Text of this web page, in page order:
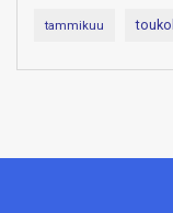
tammikuu